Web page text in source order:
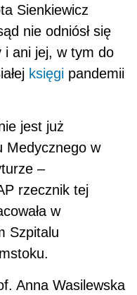
Sienkiewicz
nie odniósł się
i ani jej, w tym do
księgi pandemii
jest już
Medycznego w
–
rzecznik tej
w
Szpitalu
Anna Wasilewska